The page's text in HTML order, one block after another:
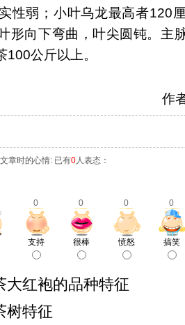
性弱；小叶乌龙最高者120
形向下弯曲，叶尖圆钝。主
公斤以上。
作
章时的心情: 已有0人表态：
0 0 0 0
支持 很棒 愤怒 搞笑
大红袍的品种特征
树特征